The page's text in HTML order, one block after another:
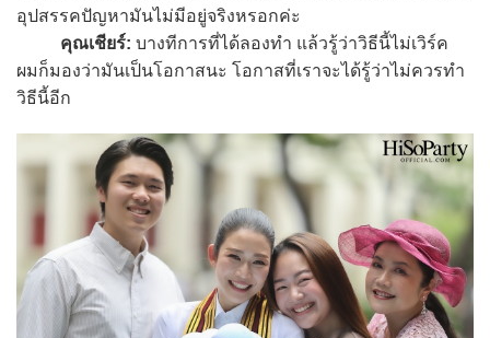
อุปสรรคปัญหามันไม่มีอยู่จริงหรอกค่ะ
คุณเชียร์: บางทีการที่ได้ลองทำ แล้วรู้ว่าวิธีนี้ไม่เวิร์ค
ผมก็มองว่ามันเป็นโอกาสนะ โอกาสที่เราจะได้รู้ว่าไม่ควรทำ
วิธีนี้อีก